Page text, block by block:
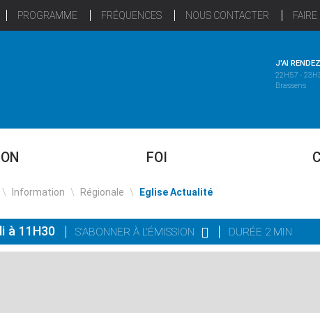
PROGRAMME FRÉQUENCES NOUS CONTACTER
J'AI
22H57 -
Brassens
FOI
\ Information \ Régionale \ Eglise Actualité
à 11H30 S'ABONNER À L'ÉMISSION DURÉE 2 MIN